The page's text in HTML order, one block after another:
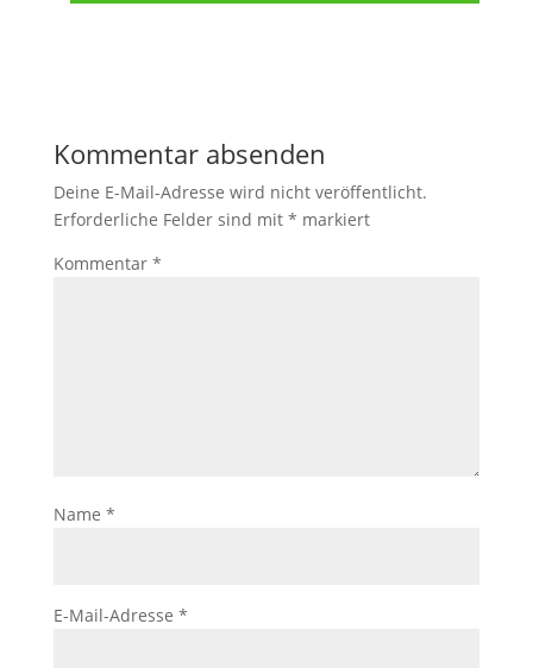
Kommentar absenden
Deine E-Mail-Adresse wird nicht veröffentlicht.
Erforderliche Felder sind mit * markiert
Kommentar *
Name *
E-Mail-Adresse *